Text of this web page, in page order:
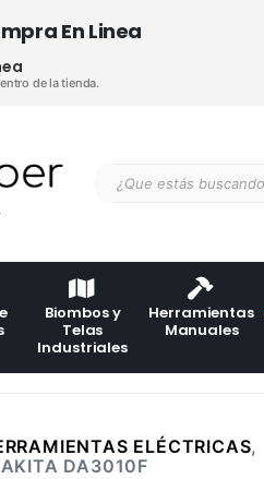
En Linea
de la tienda.
Biombos y
Telas
Industriales
Herramientas
Manuales
ELÉCTRICAS,
DA3010F